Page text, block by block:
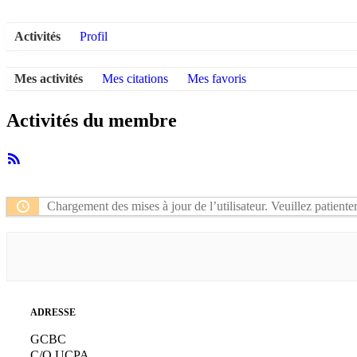
Activités Profil
Mes activités Mes citations Mes favoris
Activités du membre
Chargement des mises à jour de l’utilisateur. Veuillez
ADRESSE
GCBC